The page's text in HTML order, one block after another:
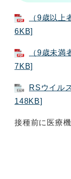
（9歳以
6KB]
（9歳未
7KB]
RSウイル
148KB]
接種前に医療